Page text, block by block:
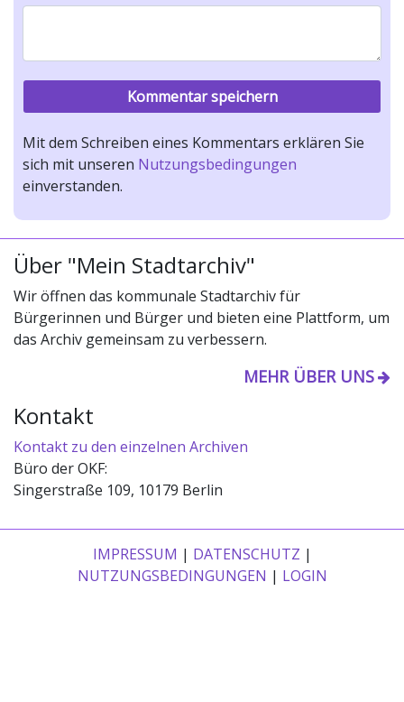
Mit dem Schreiben eines Kommentars erklären Sie
sich mit unseren Nutzungsbedingungen
einverstanden.
Über "Mein Stadtarchiv"
Wir öffnen das kommunale Stadtarchiv für
Bürgerinnen und Bürger und bieten eine Plattform, um
das Archiv gemeinsam zu verbessern.
MEHR ÜBER UNS
Kontakt
Kontakt zu den einzelnen Archiven
Büro der OKF:
Singerstraße 109, 10179 Berlin
IMPRESSUM | DATENSCHUTZ |
NUTZUNGSBEDINGUNGEN | LOGIN